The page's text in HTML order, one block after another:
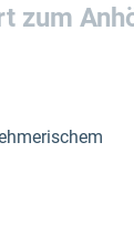
zum